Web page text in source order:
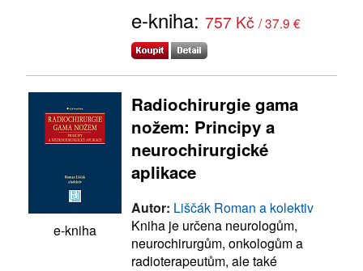
e-kniha: 757 Kč / 37.9 €
e-kniha
Radiochirurgie gama
nožem: Principy a
neurochirurgické
aplikace
Autor: Liščák Roman a kolektiv
Kniha je určena neurologům,
neurochirurgům, onkologům a
radioterapeutům, ale také